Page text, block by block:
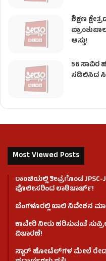
ಶಿಕ್ಷಣ
ಅಸ್ತು!
56 ಸಾವಿರ
ಸಡಿಲಿಸಿದ
Most Viewed Posts
ರಾಂಚಿಯಲ್ಲಿ ತೀವ್ರಗೊಂಡ
ಪೊಲೀಸರಿಂದ ಲಾಠಿಚಾರ್ಜ್!
ಬೆಂಗಳೂರಲ್ಲಿ ಖಾಲಿ ನಿವೇಶನ
ಕಾವೇರಿ ನೀರು ಹರಿಸುವಂತೆ
ವಿಚಾರಣೆ!
ಸ್ಟಾರ್ ಹೋಟೆಲ್​​​ಗಳ ಮೇಲೆ